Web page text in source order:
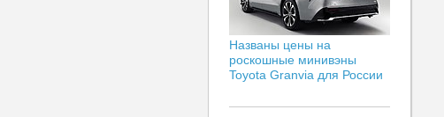
Названы цены на
роскошные минивэны
Toyota Granvia для России